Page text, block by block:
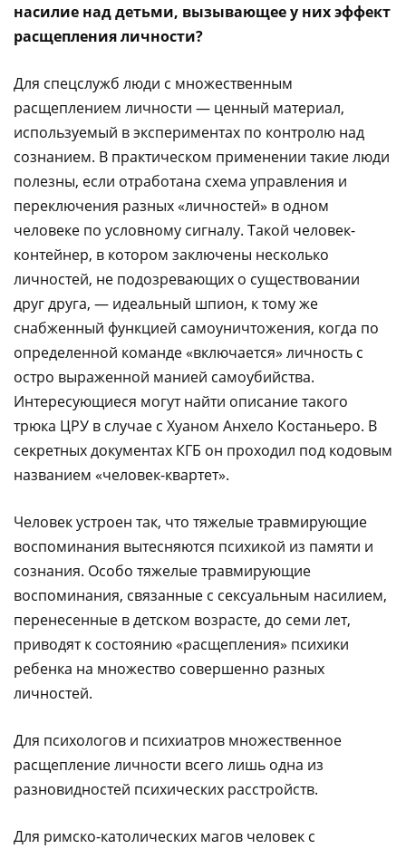
насилие над детьми, вызывающее у них эффект
расщепления личности?
Для спецслужб люди с множественным
расщеплением личности — ценный материал,
используемый в экспериментах по контролю над
сознанием. В практическом применении такие люди
полезны, если отработана схема управления и
переключения разных «личностей» в одном
человеке по условному сигналу. Такой человек-
контейнер, в котором заключены несколько
личностей, не подозревающих о существовании
друг друга, — идеальный шпион, к тому же
снабженный функцией самоуничтожения, когда по
определенной команде «включается» личность с
остро выраженной манией самоубийства.
Интересующиеся могут найти описание такого
трюка ЦРУ в случае с Хуаном Анхело Костаньеро. В
секретных документах КГБ он проходил под кодовым
названием «человек-квартет».
Человек устроен так, что тяжелые травмирующие
воспоминания вытесняются психикой из памяти и
сознания. Особо тяжелые травмирующие
воспоминания, связанные с сексуальным насилием,
перенесенные в детском возрасте, до семи лет,
приводят к состоянию «расщепления» психики
ребенка на множество совершенно разных
личностей.
Для психологов и психиатров множественное
расщепление личности всего лишь одна из
разновидностей психических расстройств.
Для римско-католических магов человек с